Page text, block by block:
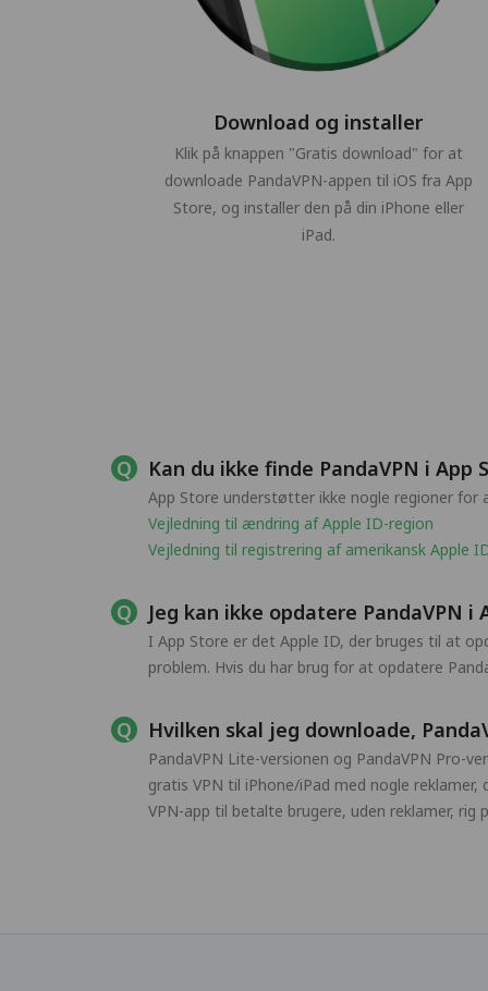
Download og installer
Klik på knappen "Gratis download" for at
downloade PandaVPN-appen til iOS fra App
Store, og installer den på din iPhone eller
iPad.
Kan du ikke finde PandaVPN i App
App Store understøtter ikke nogle regioner for
Vejledning til ændring af Apple ID-region
Vejledning til registrering af amerikansk Apple
Jeg kan ikke opdatere PandaVPN i
I App Store er det Apple ID, der bruges til at
problem. Hvis du har brug for at opdatere
Hvilken skal jeg downloade,
PandaVPN Lite-versionen og PandaVPN Pro-
gratis VPN til iPhone/iPad med nogle
VPN-app til betalte brugere, uden reklamer,